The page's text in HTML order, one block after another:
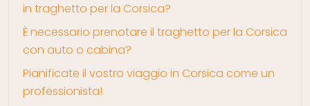
in traghetto per la Corsica?
È necessario prenotare il traghetto per la Corsica
con auto o cabina?
Pianificate il vostro viaggio in Corsica come un
professionista!